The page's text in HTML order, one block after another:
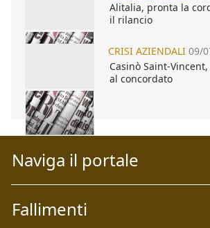
Alitalia, pronta la
il rilancio
CRISI AZIENDALI 09/
Casinò Saint-
al concordato
Naviga il portale
Fallimenti